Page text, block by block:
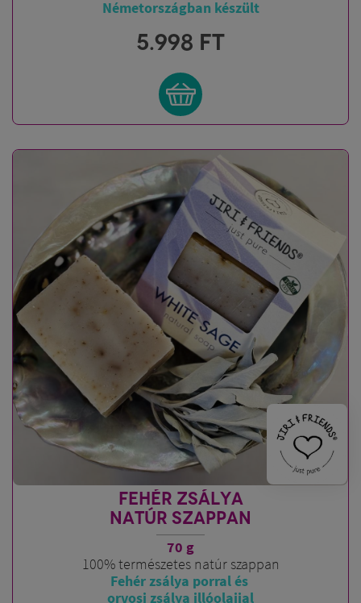
Németországban készült
5.998 FT
FEHÉR ZSÁLYA
NATÚR SZAPPAN
70 g
100% természetes natúr szappan
Fehér zsálya porral és
orvosi zsálya illóolajjal